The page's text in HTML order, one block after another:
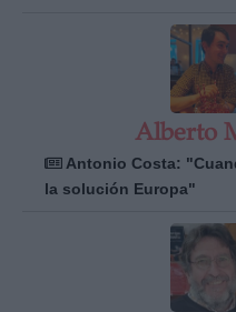
Alberto
Antonio Costa:
la solución Europa"